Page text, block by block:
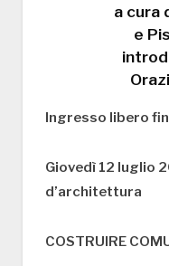
a cura
e
Ingresso libero
Giovedì 12 luglio
d’architettura
COSTRUIRE